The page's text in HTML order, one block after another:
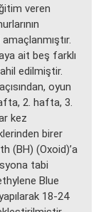
veren
ait beş farklı
edilmiştir.
oyun
2. hafta, 3.
kez
birer
(BH) (Oxoid)’a
tabi
Blue
18-24